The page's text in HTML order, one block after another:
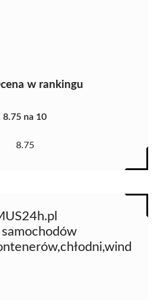
w rankingu
8.75 na 10
8.75